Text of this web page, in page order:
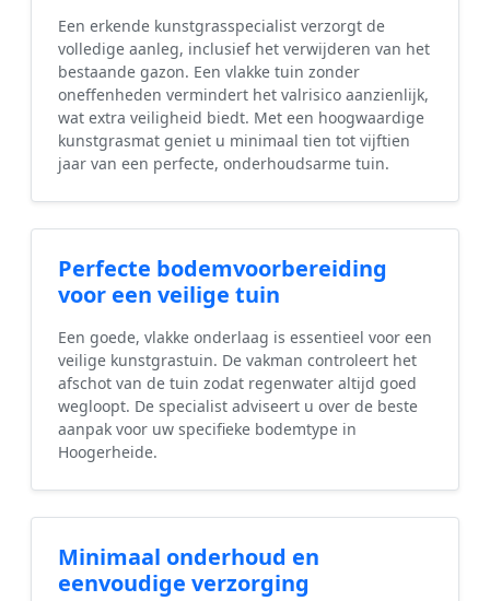
Een erkende kunstgrasspecialist verzorgt de
volledige aanleg, inclusief het verwijderen van het
bestaande gazon. Een vlakke tuin zonder
oneffenheden vermindert het valrisico aanzienlijk,
wat extra veiligheid biedt. Met een hoogwaardige
kunstgrasmat geniet u minimaal tien tot vijftien
jaar van een perfecte, onderhoudsarme tuin.
Perfecte bodemvoorbereiding
voor een veilige tuin
Een goede, vlakke onderlaag is essentieel voor een
veilige kunstgrastuin. De vakman controleert het
afschot van de tuin zodat regenwater altijd goed
wegloopt. De specialist adviseert u over de beste
aanpak voor uw specifieke bodemtype in
Hoogerheide.
Minimaal onderhoud en
eenvoudige verzorging